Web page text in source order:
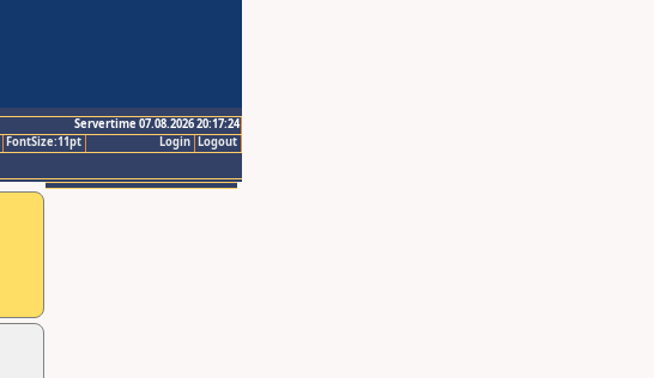
Servertime 07.08.2026 20:17:24
Logout
Login
FontSize:11pt